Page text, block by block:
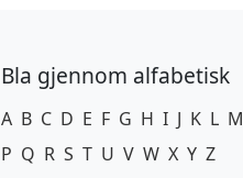
Bla gjennom alfabetisk
A B C D E F G H I J K L M
P Q R S T U V W X Y Z